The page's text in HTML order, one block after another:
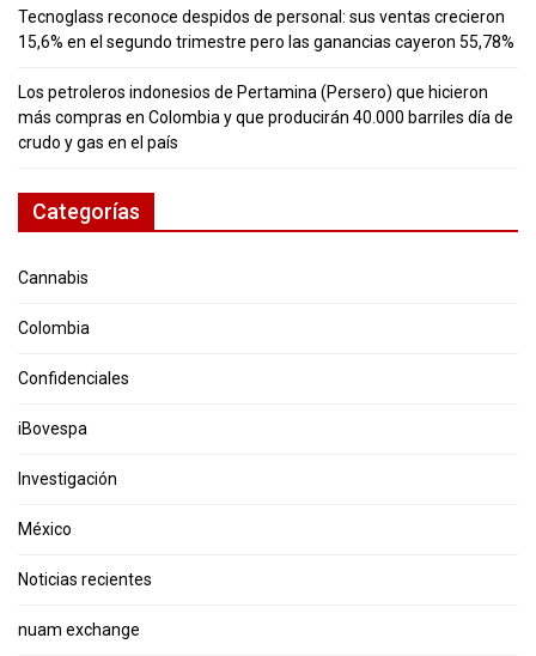
Tecnoglass reconoce despidos de personal: sus ventas crecieron
15,6% en el segundo trimestre pero las ganancias cayeron 55,78%
Los petroleros indonesios de Pertamina (Persero) que hicieron
más compras en Colombia y que producirán 40.000 barriles día de
crudo y gas en el país
Categorías
Cannabis
Colombia
Confidenciales
iBovespa
Investigación
México
Noticias recientes
nuam exchange